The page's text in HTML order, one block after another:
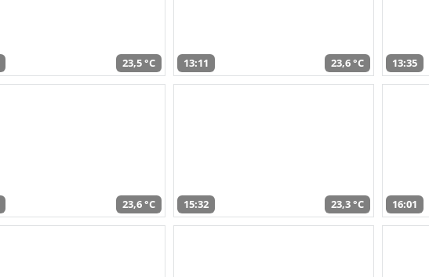
23,5 °C 13:11 23,6 °C 13:35
23,6 °C 15:32 23,3 °C 16:01